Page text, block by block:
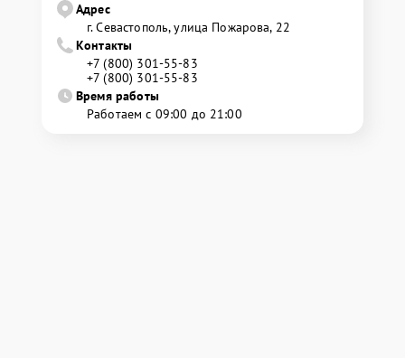
Адрес
г. Севастополь, улица Пожарова, 22
Контакты
+7 (800) 301-55-83
+7 (800) 301-55-83
Время работы
Работаем с 09:00 до 21:00